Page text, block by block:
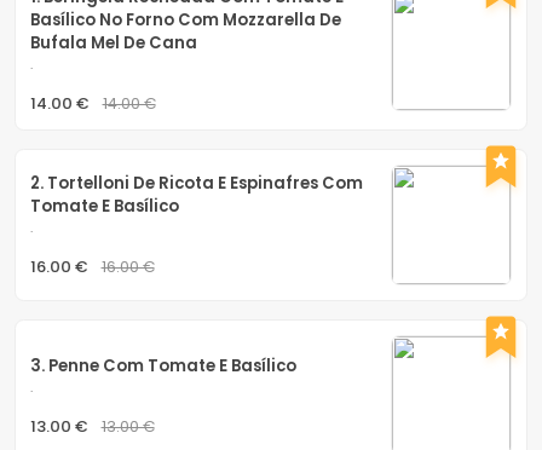
Basílico No Forno Com Mozzarella De
Bufala Mel De Cana
.
14.00 € 14.00 €
2. Tortelloni De Ricota E Espinafres Com
Tomate E Basílico
.
16.00 € 16.00 €
3. Penne Com Tomate E Basílico
.
13.00 € 13.00 €